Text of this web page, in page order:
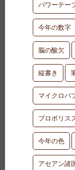
パワーテー
今年の数字
脳の酸欠
縦書き
マイクロバ
プロポリス
今年の色
アセアン諸